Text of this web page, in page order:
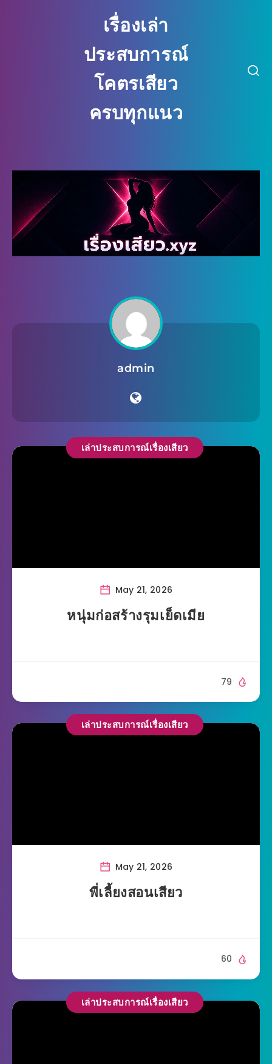
เรื่องเล่า ประสบการณ์ โคตรเสียว คร
เรื่องเล่า
ประสบการณ์
โคตรเสียว
ครบทุกแนว
admin
เล่าประสบการณ์เรื่องเสียว
May 21, 2026
หนุ่มก่อสร้างรุมเย็ดเมีย
79
เล่าประสบการณ์เรื่องเสียว
May 21, 2026
พี่เลี้ยงสอนเสียว
60
เล่าประสบการณ์เรื่องเสียว